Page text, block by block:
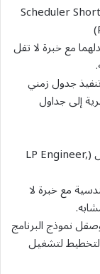
– مجدول التخطيط وتطوير الأعمال قصير المدى (Scheduler Short
مع خبرة لا تقل
جدول زمني
إلى جداول
– مهندس البرنامج الخطي للتخطيط وتطوير الأعمال (LP Engineer,
مع خبرة لا
نموذج البرنامج
لتشغيل